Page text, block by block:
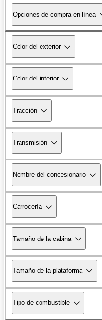
Opciones de compra en línea
Color del exterior
Color del interior
Tracción
Transmisión
Nombre del concesionario
Carrocería
Tamaño de la cabina
Tamaño de la plataforma
Tipo de combustible